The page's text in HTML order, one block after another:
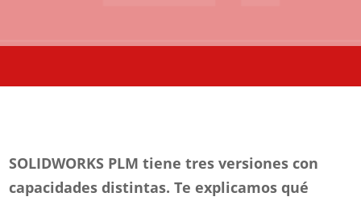
SOLIDWORKS PLM tiene tres versiones con
capacidades distintas. Te explicamos qué